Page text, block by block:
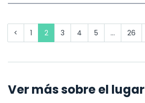
< 1 2 3 4 5 ... 26
Ver más sobre el lugar